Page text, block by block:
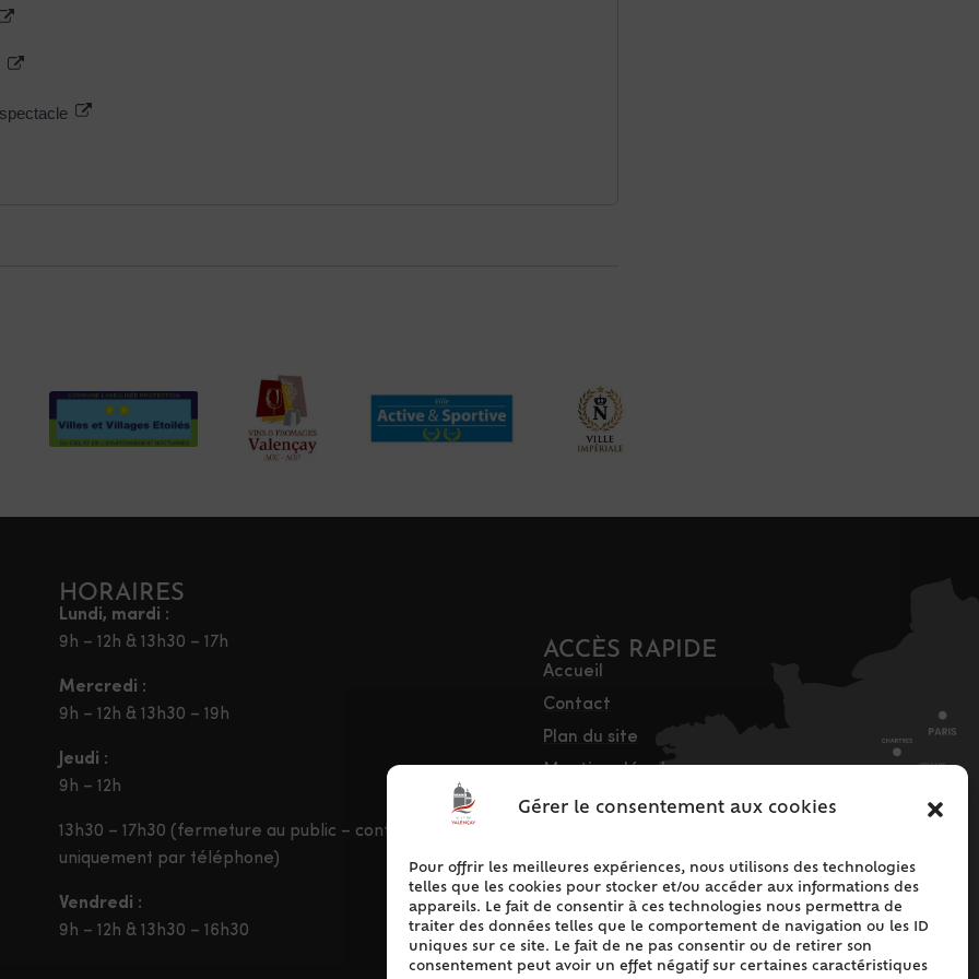
Gérer le consentement aux cookies
Pour offrir les meilleures expériences, nous utilisons des technologies
telles que les cookies pour stocker et/ou accéder aux informations des
appareils. Le fait de consentir à ces technologies nous permettra de
traiter des données telles que le comportement de navigation ou les ID
uniques sur ce site. Le fait de ne pas consentir ou de retirer son
consentement peut avoir un effet négatif sur certaines caractéristiques
HORAIRES
Lundi, mardi :
9h – 12h & 13h30 – 17h
Mercredi :
9h – 12h & 13h30 – 19h
Jeudi :
9h – 12h
13h30 – 17h30 (fermeture au public – contact
uniquement par téléphone)
Vendredi :
9h – 12h & 13h30 – 16h30
ACCÈS RAPIDE
Accueil
Contact
Plan du site
Mentions légales
Traitement des
Politique de cookies
(UE)